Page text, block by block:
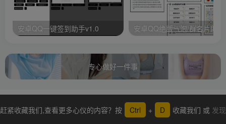
安卓QQ一键签到助手v1.0 安卓QQ绝版气泡/群名片助手
专心做好一件事
赶紧收藏我们,查看更多心仪的内容？按 Ctrl + D 收藏我们 或 发现